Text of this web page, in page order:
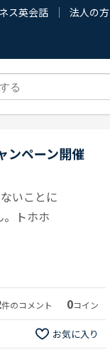
ス英会話 法人の方
ンペーン開催
いことに
。トホホ
件のコメント 0コイン
お気に入り